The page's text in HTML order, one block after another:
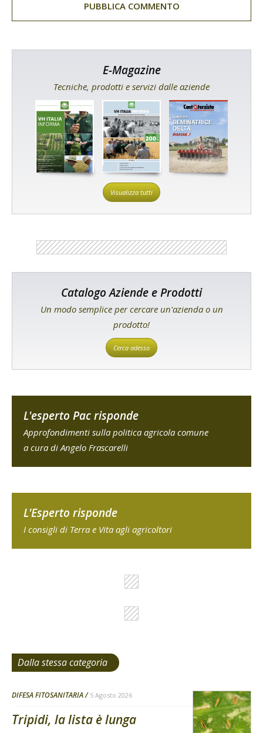
E-Magazine
Tecniche, prodotti e servizi dalle aziende
Visualizza tutti
Catalogo Aziende e Prodotti
Un modo semplice per cercare un'azienda o un
prodotto!
Cerca adesso
L'esperto Pac risponde
Approfondimenti sulla politica agricola comune
a cura di Angelo Frascarelli
L'Esperto risponde
I consigli di Terra e Vita agli agricoltori
Dalla stessa categoria
DIFESA FITOSANITARIA 5 Agosto 2026
Tripidi, la lista è lunga